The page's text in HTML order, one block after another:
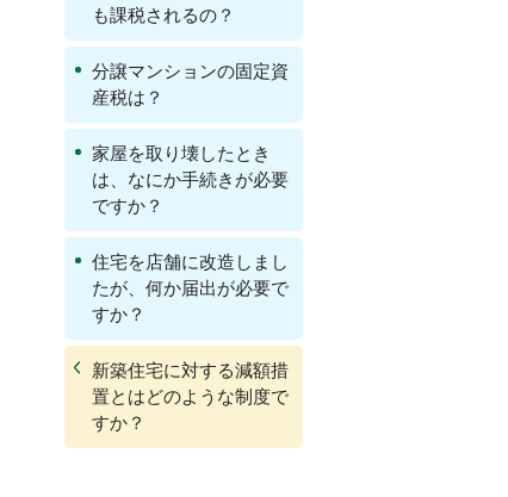
も課税されるの？
分譲マンションの固定資
産税は？
家屋を取り壊したとき
は、なにか手続きが必要
ですか？
住宅を店舗に改造しまし
たが、何か届出が必要で
すか？
新築住宅に対する減額措
置とはどのような制度で
すか？